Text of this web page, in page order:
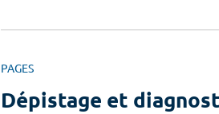
PAGES
Dépistage et